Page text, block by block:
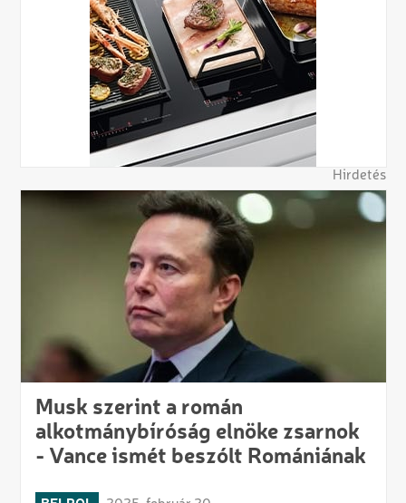
Hirdetés
Musk szerint a román
alkotmánybíróság elnöke zsarnok
- Vance ismét beszólt Romániának